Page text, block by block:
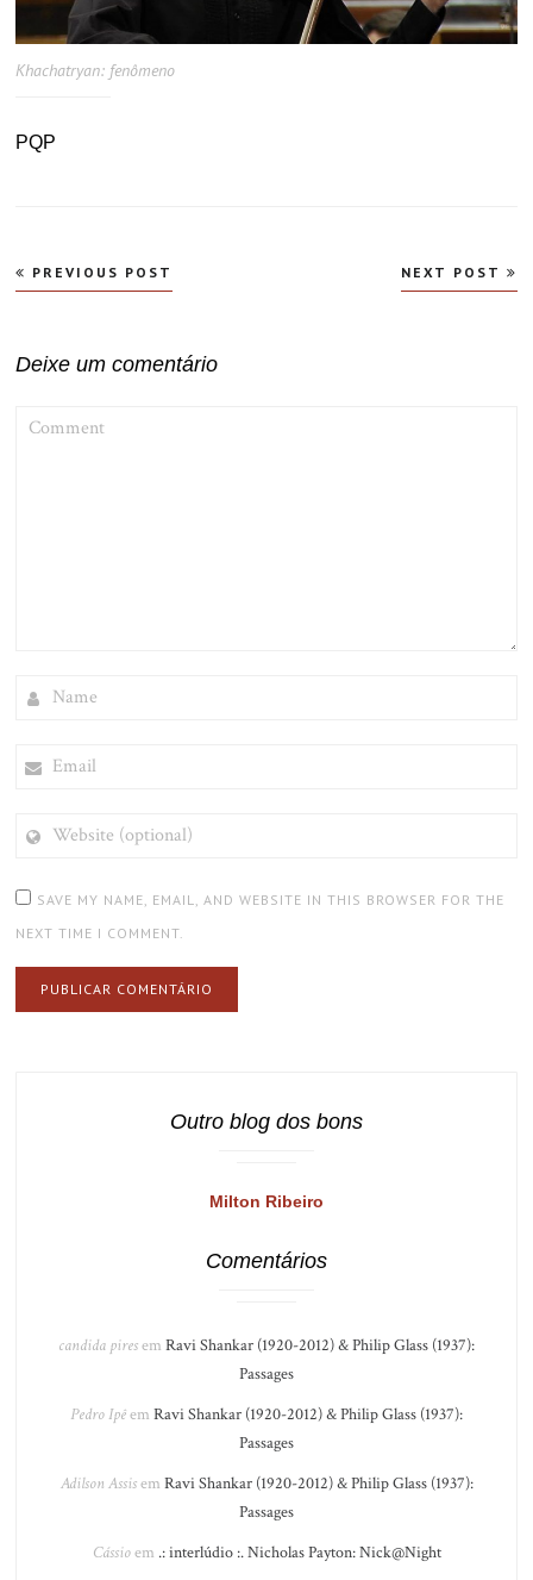
Khachatryan: fenômeno
PQP
Navegação
de
PREVIOUS POST NEXT POST
Deixe um comentário
(OPTIONAL)
SAVE MY NAME, EMAIL, AND WEBSITE IN THIS BROWSER FOR THE
NEXT TIME I COMMENT.
Outro blog dos bons
Milton Ribeiro
Comentários
candida piresem Ravi Shankar (1920-2012) & Philip Glass (1937):
Passages
Pedro Ipêem Ravi Shankar (1920-2012) & Philip Glass (1937):
Passages
Adilson Assisem Ravi Shankar (1920-2012) & Philip Glass (1937):
Passages
Cássioem .: interlúdio :. Nicholas Payton: Nick@Night